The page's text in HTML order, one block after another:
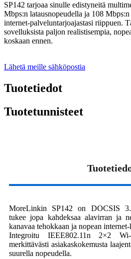
SP142 tarjoaa sinulle edistyneitä
Mbps:n latausnopeudella ja 108
internet-palveluntarjoajastasi riippuen.
sovelluksista paljon realistisempia,
koskaan ennen.
Lähetä meille sähköpostia
Tuotetiedot
Tuotetunnisteet
MoreLinkin SP142 on DOCSIS
tukee jopa kahdeksaa alavirran ja
kanavaa tehokkaan ja nopean
Integroitu IEEE802.11n 2×2 Wi-
merkittävästi asiakaskokemusta
suurella nopeudella.